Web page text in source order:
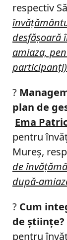
respectiv
desfăşoară
amiaza,
participanţi)
?
plan de
Ema
pentru
Mureş,
de
după-
? Cum
de științe?
pentru